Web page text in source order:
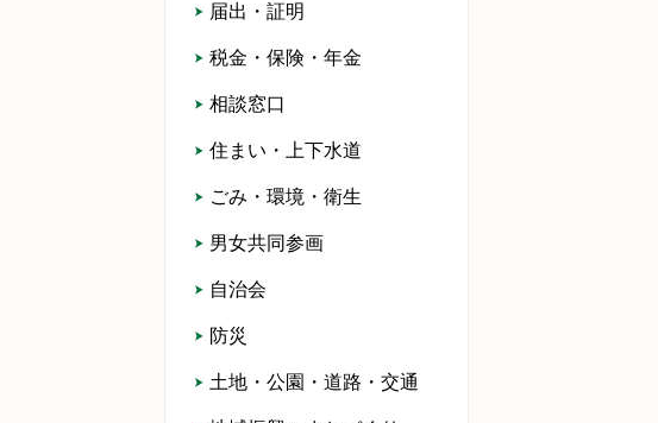
届出・証明
税金・保険・年金
相談窓口
住まい・上下水道
ごみ・環境・衛生
男女共同参画
自治会
防災
土地・公園・道路・交通